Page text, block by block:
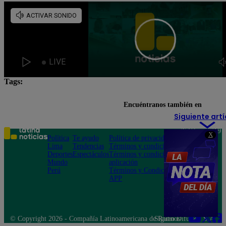
X
Tags:
Siguiente
Encuéntranos también en
Política
Lima
Deportes
Mundo
Perú
Te ayudo
Tendencias
Espectáculos
Política de privacidad
Términos y condiciones
Términos y condiciones
aplicación
Términos y Condiciones
APP
Teléfono: 219
Av. San
Felipe 968
Jesús María
© Copyright 2026 - Compañía Latinoamericana de Radio Difusión S.A.
Síguenos